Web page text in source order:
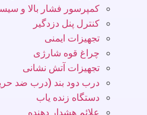
کمپرسور فشار بالا و
کنترل پنل دزدگیر
تجهیزات ایمنی
چراغ قوه شارژی
تجهیزات آتش نشانی
درب دود بند (درب ضد
دستگاه زنده یاب
علائم هشدار دهنده